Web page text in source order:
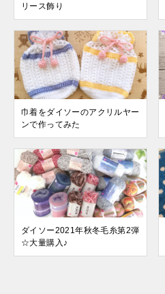
リース飾り
巾着をダイソーのアクリルヤー
ンで作ってみた
ダイソー2021年秋冬毛糸第2弾
☆大量購入♪